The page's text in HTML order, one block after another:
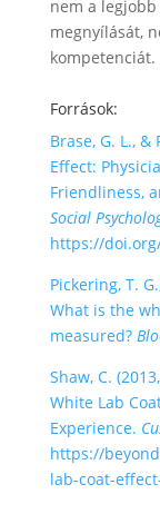
nem a
megnyílását,
kompetenciát.
Források:
Brase, G. L., &
Effect:
Friendliness,
Social
https://
Pickering, T.
What is the
measured?
Shaw, C.
White Lab
Experience.
https://
lab-coat-